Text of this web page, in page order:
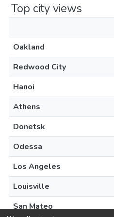
Top city views
Oakland
Redwood City
Hanoi
Athens
Donetsk
Odessa
Los Angeles
Louisville
San Mateo